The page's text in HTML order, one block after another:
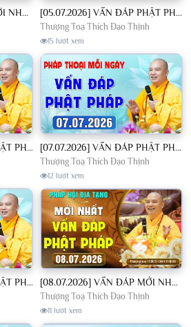
[04.07.2026] VẤN ĐÁP MỚI NHẤT - Pháp Hội Địa Tạng Chùa Khai Nguyên | TT. Thích Đạo Thịnh [05.07.2026] VẤN ĐÁP PHẬT PHÁP - Nghe Thầy giảng Pháp mỗi ngày CÔNG ĐỨC VÔ LƯỢNG│TT. Thích Đạo Thịnh
Thượng Toạ Thích Đạo Thịnh
15 lượt xem
[06.07.2026] VẤN ĐÁP PHẬT PHÁP - Nghe Thầy giảng Pháp mỗi ngày CÔNG ĐỨC VÔ LƯỢNG│TT. Thích Đạo Thịnh [07.07.2026] VẤN ĐÁP PHẬT PHÁP - Nghe Thầy giảng Pháp mỗi ngày CÔNG ĐỨC VÔ LƯỢNG│TT. Thích Đạo Thịnh
Thượng Toạ Thích Đạo Thịnh
12 lượt xem
[08.07.2026] VẤN ĐÁP PHẬT PHÁP - Nghe Thầy giảng Pháp mỗi ngày CÔNG ĐỨC VÔ LƯỢNG│TT. Thích Đạo Thịnh [08.07.2026] VẤN ĐÁP MỚI NHẤT - Pháp Hội Địa Tạng Chùa Khai Nguyên | TT. Thích Đạo Thịnh
Thượng Toạ Thích Đạo Thịnh
11 lượt xem